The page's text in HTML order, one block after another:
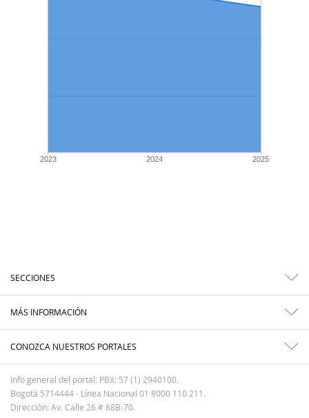
2023 2024 2025
SECCIONES
MÁS INFORMACIÓN
CONOZCA NUESTROS PORTALES
Info general del portal: PBX: 57 (1) 2940100.
Bogotá 5714444 - Línea Nacional 01 8000 110 211.
Dirección: Av. Calle 26 # 68B-70.